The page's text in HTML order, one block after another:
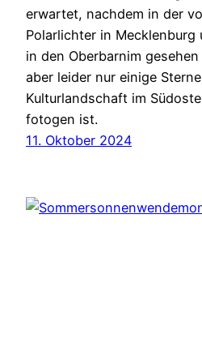
erwartet, nachdem in der
Polarlichter in
in den Oberbarnim
aber leider nur einige
Kulturlandschaft im
fotogen ist.
11. Oktober 2024